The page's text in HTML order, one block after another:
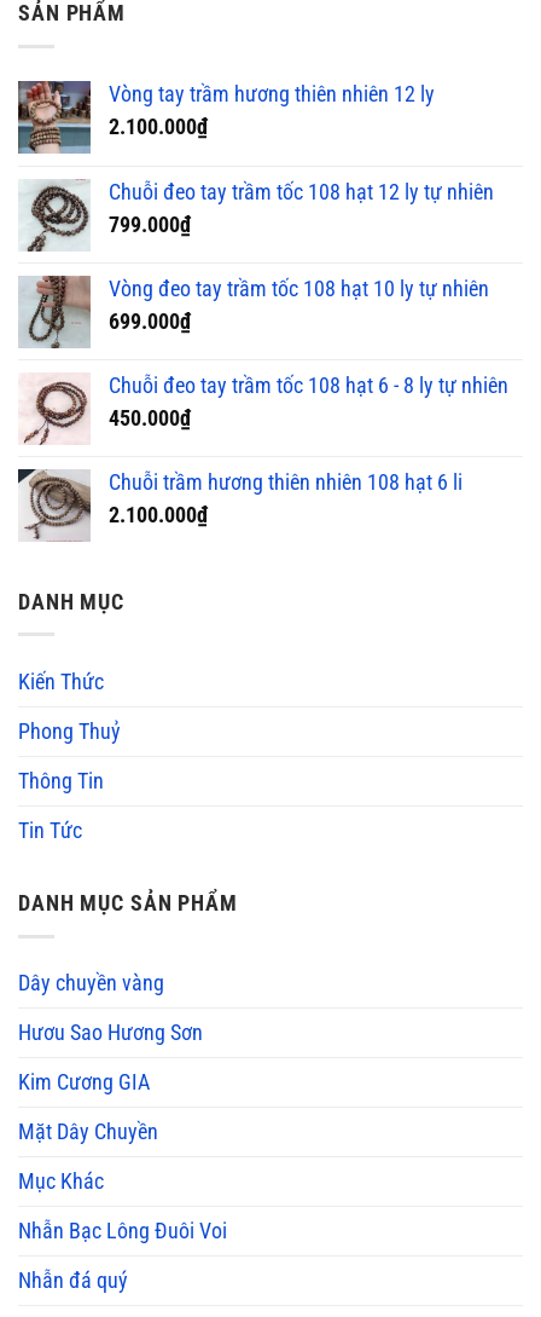
SẢN PHẨM
Vòng tay trầm hương thiên nhiên 12 ly
2.100.000₫
Chuỗi đeo tay trầm tốc 108 hạt 12 ly tự nhiên
799.000₫
Vòng đeo tay trầm tốc 108 hạt 10 ly tự nhiên
699.000₫
Chuỗi đeo tay trầm tốc 108 hạt 6 - 8 ly tự nhiên
450.000₫
Chuỗi trầm hương thiên nhiên 108 hạt 6 li
2.100.000₫
DANH MỤC
Kiến Thức
Phong Thuỷ
Thông Tin
Tin Tức
DANH MỤC SẢN PHẨM
Dây chuyền vàng
Hươu Sao Hương Sơn
Kim Cương GIA
Mặt Dây Chuyền
Mục Khác
Nhẫn Bạc Lông Đuôi Voi
Nhẫn đá quý